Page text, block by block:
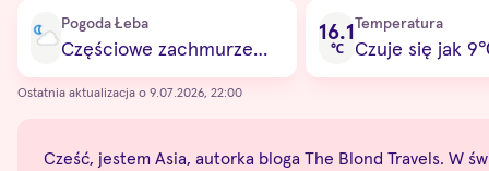
Pogoda Łeba
Częściowe zachmurzenie
16.1
℃
Temperatura
Czuje się jak 9
Ostatnia aktualizacja o 9.07.2026, 22:00
Cześć, jestem Asia, autorka bloga The Blond Travels. W